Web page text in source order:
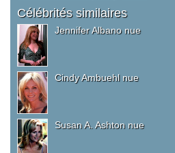
Célébrités similaires
Jennifer Albano nue
Cindy Ambuehl nue
Susan A. Ashton nue